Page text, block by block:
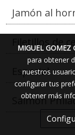
Jamón al
Filetillos de
Especial
Salmón
MIGUEL GOMEZ
para obtener
nuestros
configurar tus
obtener más